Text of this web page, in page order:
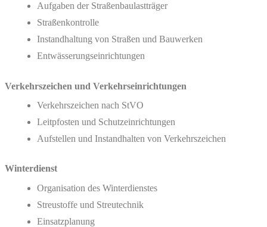
Aufgaben der Straßenbaulastträger
Straßenkontrolle
Instandhaltung von Straßen und Bauwerken
Entwässerungseinrichtungen
Verkehrszeichen und Verkehrseinrichtungen
Verkehrszeichen nach StVO
Leitpfosten und Schutzeinrichtungen
Aufstellen und Instandhalten von Verkehrszeichen
Winterdienst
Organisation des Winterdienstes
Streustoffe und Streutechnik
Einsatzplanung